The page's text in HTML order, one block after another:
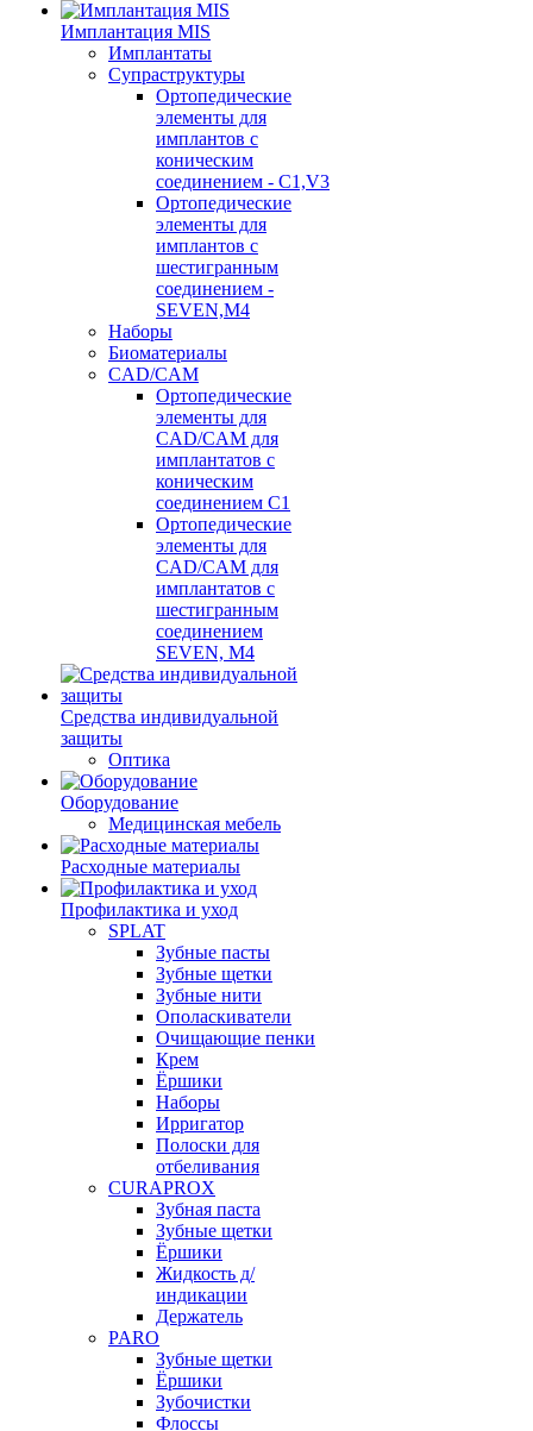
Имплантация MIS
Имплантаты
Супраструктуры
Ортопедические
элементы для
имплантов с
коническим
соединением - C1,V3
Ортопедические
элементы для
имплантов с
шестигранным
соединением -
SEVEN,M4
Наборы
Биоматериалы
CAD/CAM
Ортопедические
элементы для
CAD/CAM для
имплантатов с
коническим
соединением С1
Ортопедические
элементы для
CAD/CAM для
имплантатов с
шестигранным
соединением
SEVEN, М4
Средства индивидуальной
защиты
Оптика
Оборудование
Медицинская мебель
Расходные материалы
Профилактика и уход
SPLAT
Зубные пасты
Зубные щетки
Зубные нити
Ополаскиватели
Очищающие пенки
Крем
Ёршики
Наборы
Ирригатор
Полоски для
отбеливания
CURAPROX
Зубная паста
Зубные щетки
Ёршики
Жидкость д/
индикации
Держатель
PARO
Зубные щетки
Ёршики
Зубочистки
Флоссы